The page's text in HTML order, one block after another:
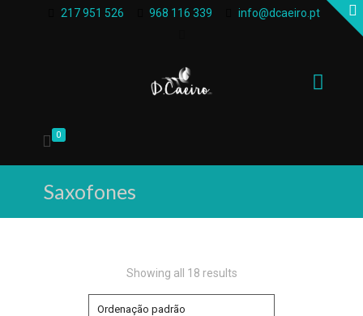
217 951 526 968 116 339 info@dcaeiro.pt
0
Saxofones
Showing all 18 results